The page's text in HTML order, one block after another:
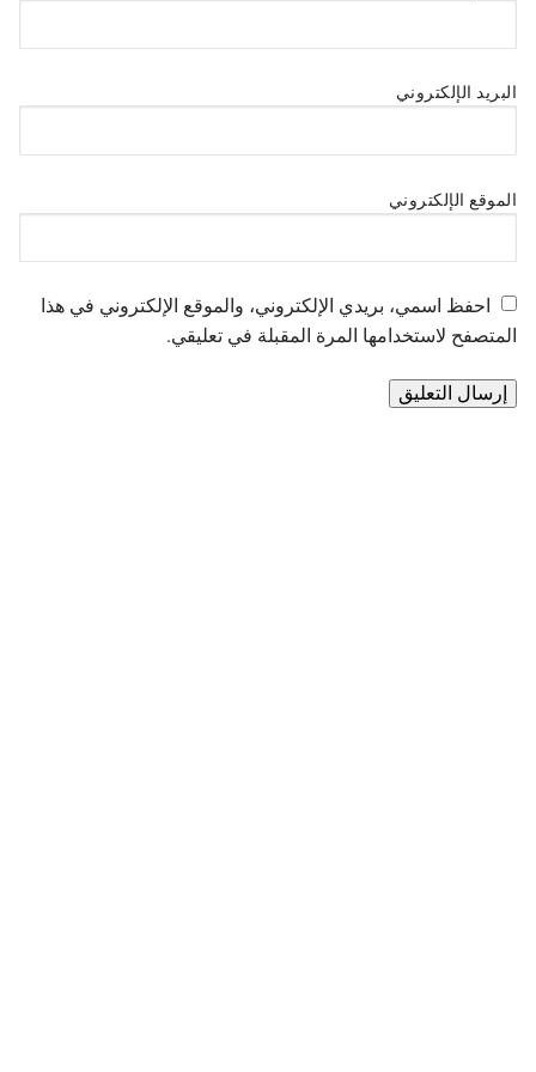
البريد الإلكتروني
الموقع الإلكتروني
احفظ اسمي، بريدي الإلكتروني، والموقع الإلكتروني في هذا
المتصفح لاستخدامها المرة المقبلة في تعليقي.